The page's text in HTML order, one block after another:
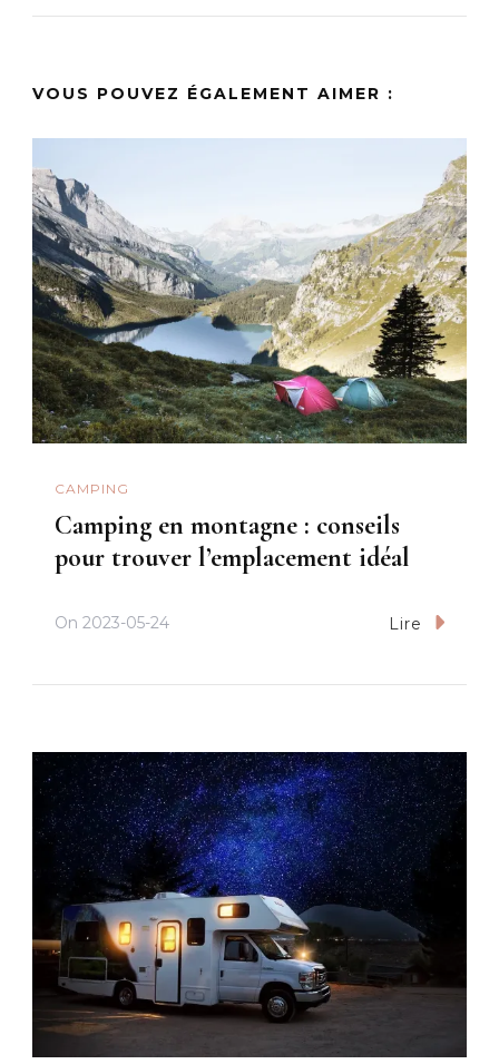
VOUS POUVEZ ÉGALEMENT AIMER :
CAMPING
Camping en montagne : conseils
pour trouver l’emplacement idéal
On 2023-05-24 Lire